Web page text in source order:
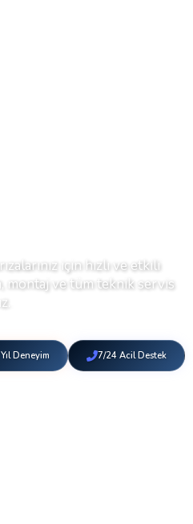
için hızlı ve etkili
montaj ve tüm teknik servis
Deneyim 7/24 Acil Destek